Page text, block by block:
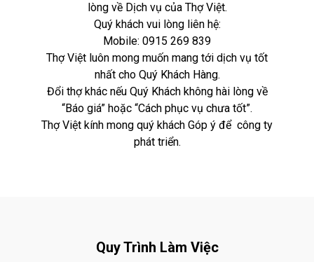
lòng về Dịch vụ của Thợ Việt.
Quý khách vui lòng liên hệ:
Mobile: 0915 269 839
Thợ Việt luôn mong muốn mang tới dịch vụ tốt
nhất cho Quý Khách Hàng.
Đổi thợ khác nếu Quý Khách không hài lòng về
“Báo giá” hoặc “Cách phục vụ chưa tốt”.
Thợ Việt kính mong quý khách Góp ý để công ty
phát triển.
Quy Trình Làm Việc